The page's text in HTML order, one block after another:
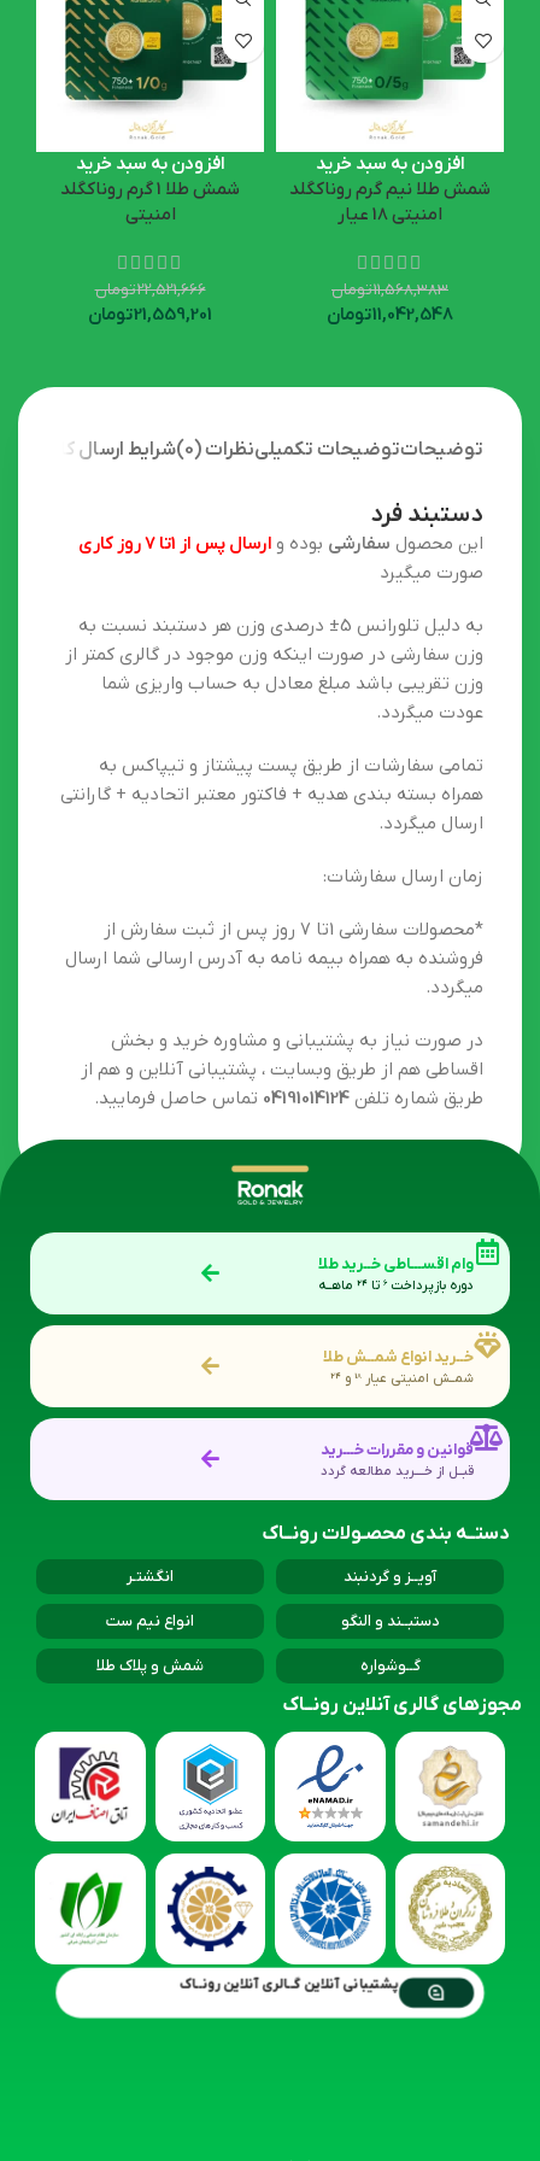
افزودن به سبد خرید
شمش طلا نیم گرم روناکگلد
امنیتی 18 عیار
11,568,383تومان
11,042,548تومان
افزودن به سبد خرید
شمش طلا 1 گرم روناکگلد
امنیتی
22,521,666تومان
21,559,201تومان
توضیحاتتوضیحات تکمیلینظرات (0) شرایط ارسال کالا
دستبند فرد
این محصول سفارشی بوده و ارسال پس از 1تا 7 روز کاری
صورت میگیرد
به دلیل تلورانس 5± درصدی وزن هر دستبند نسبت به
وزن سفارشی در صورت اینکه وزن موجود در گالری کمتر از
وزن تقریبی باشد مبلغ معادل به حساب واریزی شما
عودت میگردد.
تمامی سفارشات از طریق پست پیشتاز و تیپاکس به
همراه بسته بندی هدیه + فاکتور معتبر اتحادیه + گارانتی
ارسال میگردد.
زمان ارسال سفارشات:
*محصولات سفارشی 1تا 7 روز پس از ثبت سفارش از
فروشنده به همراه بیمه نامه به آدرس ارسالی شما ارسال
میگردد.
در صورت نیاز به پشتیبانی و مشاوره خرید و بخش
اقساطی هم از طریق وبسایت ، پشتیبانی آنلاین و هم از
طریق شماره تلفن 04191014124 تماس حاصل فرمایید.
وام اقســـاطی خــرید طلا
دوره بازپرداخت 6 تا 24 ماهــه
خــرید انواع شمــش طلا
شمــش امنیتی عیار 18 و 24
قوانین و مقررات خـــرید
قبــل از خــــرید مطالعه گردد
دستــه بندی محصـولات رونــاک
آویــز و گردنبند انگشتـر
دستبــند و النگو انواع نیم ست
گــوشواره شمش و پلاک طلا
مجوزهای گالری آنلاین رونــاک
پشتیبانی آنلاین گــالری آنلاین رونــاک